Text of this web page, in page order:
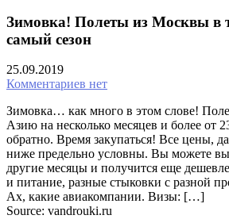
Зимовка! Полеты из Москвы в
самый сезон
25.09.2019
Комментариев нет
Зимовка… как много в этом слове!
Азию на несколько месяцев и более от
обратно. Время закупаться! Все цены,
ниже предельно условны. Вы можете
другие месяцы и получится еще
и питание, разные стыковки с разной
Ах, какие авиакомпании. Визы: […]
Source: vandrouki.ru